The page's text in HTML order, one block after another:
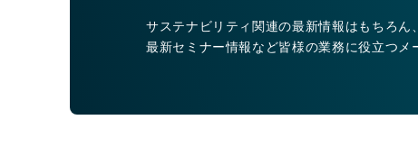
サステナビリティ関連の最新情報はもちろん、
最新セミナー情報など皆様の業務に役立つメ